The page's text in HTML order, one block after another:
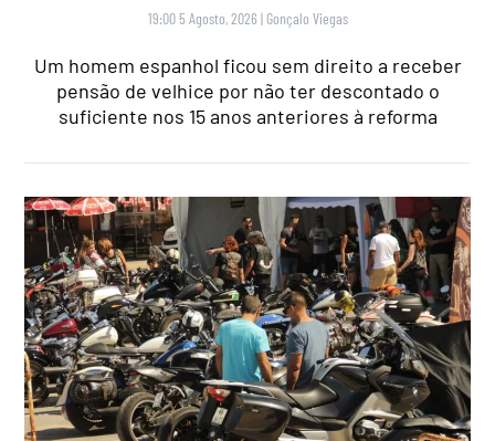
19:00 5 Agosto, 2026 | Gonçalo Viegas
Um homem espanhol ficou sem direito a receber
pensão de velhice por não ter descontado o
suficiente nos 15 anos anteriores à reforma